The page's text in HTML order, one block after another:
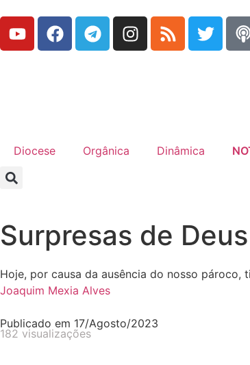
Diocese Orgânica Dinâmica
Surpresas de Deus
Hoje, por causa da ausência do nosso pároco,
Joaquim Mexia Alves
Publicado em 17/Agosto/2023
182 visualizações